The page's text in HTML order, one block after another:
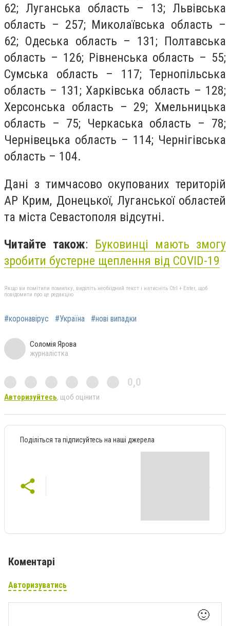
62; Луганська область – 13; Львівська
область – 257; Миколаївська область –
62; Одеська область – 131; Полтавська
область – 126; Рівненська область – 55;
Сумська область – 117; Тернопільська
область – 131; Харківська область – 128;
Херсонська область – 29; Хмельницька
область – 75; Черкаська область – 78;
Чернівецька область – 114; Чернігівська
область – 104.
Дані з тимчасово окупованих територій
АР Крим, Донецької, Луганської областей
та міста Севастополя відсутні.
Читайте також: Буковинці мають змогу
зробити бустерне щеплення від COVID-19
Якщо ви помітили помилку, виділіть необхідний текст і натисніть Ctrl + Enter, щоб
повідомити про це редакцію
#коронавірус #Україна #нові випадки
Соломія Ярова
журналістка
0,0
Авторизуйтесь, щоб оцінити
Поділіться та підписуйтесь на наші джерела
Коментарі
Авторизуватись
🙂